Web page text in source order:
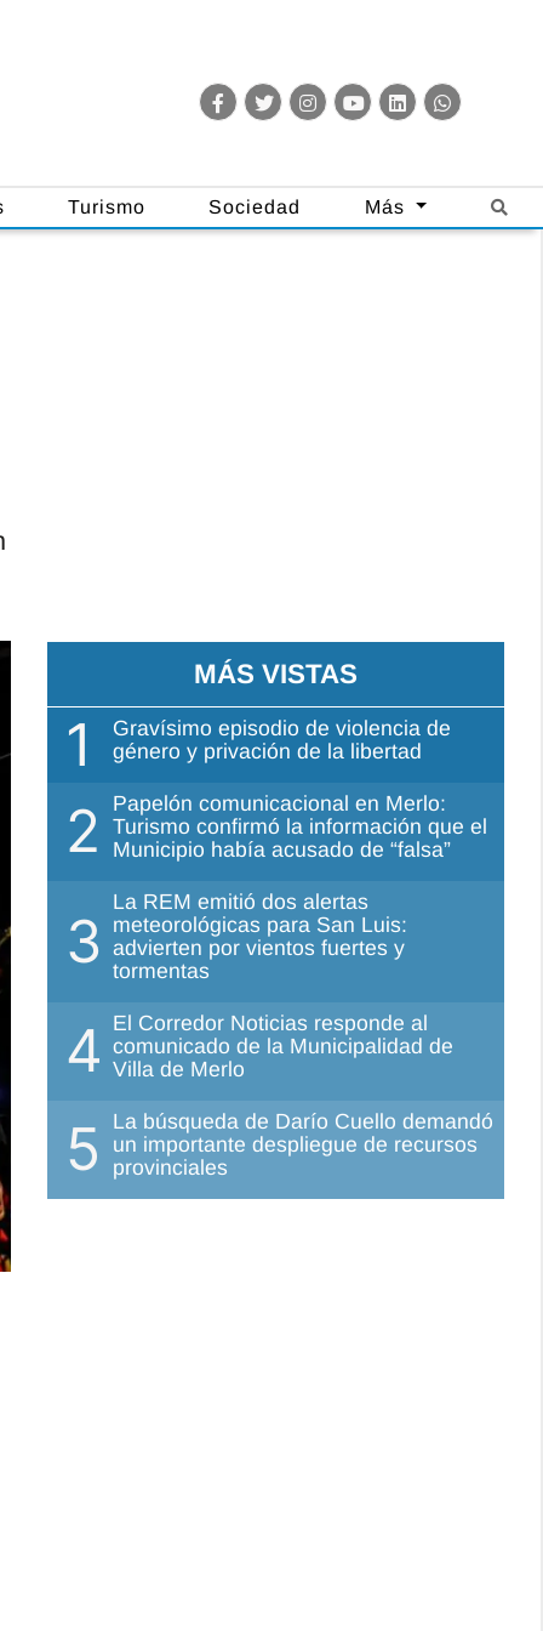
Turismo Sociedad Más
MÁS VISTAS
1
Gravísimo episodio de violencia de
género y privación de la libertad
2
Papelón comunicacional en Merlo:
Turismo confirmó la información que el
Municipio había acusado de “falsa”
3
La REM emitió dos alertas
meteorológicas para San Luis:
advierten por vientos fuertes y
tormentas
4 El Corredor Noticias responde al
comunicado de la Municipalidad de
Villa de Merlo
5
La búsqueda de Darío Cuello demandó
un importante despliegue de recursos
provinciales